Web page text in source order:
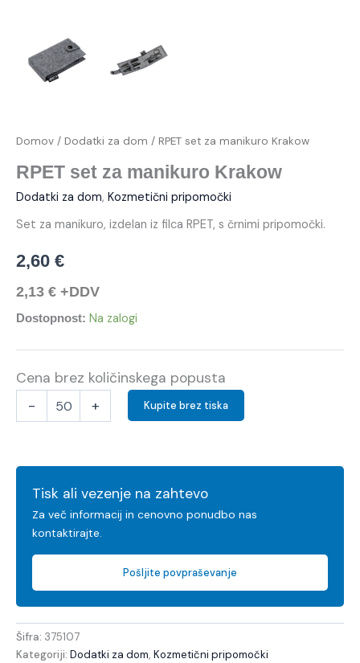
Domov / Dodatki za dom / RPET set za manikuro Krakow
RPET set za manikuro Krakow
Dodatki za dom, Kozmetični pripomočki
Set za manikuro, izdelan iz filca RPET, s črnimi pripomočki.
2,60 €
2,13 € +DDV
Dostopnost: Na zalogi
Cena brez količinskega popusta
- + Kupite brez tiska
Tisk ali vezenje na zahtevo
Za več informacij in cenovno ponudbo nas
kontaktirajte.
Pošljite povpraševanje
Šifra: 375107
Kategoriji: Dodatki za dom, Kozmetični pripomočki